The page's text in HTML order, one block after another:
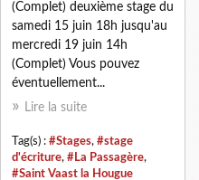
(Complet) deuxième stage du
samedi 15 juin 18h jusqu'au
mercredi 19 juin 14h
(Complet) Vous pouvez
éventuellement...
Lire la suite
Tag(s) : #Stages, #stage
d'écriture, #La Passagère,
#Saint Vaast la Hougue